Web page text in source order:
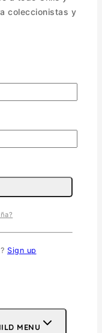
coleccionistas y
MENU
Sign up